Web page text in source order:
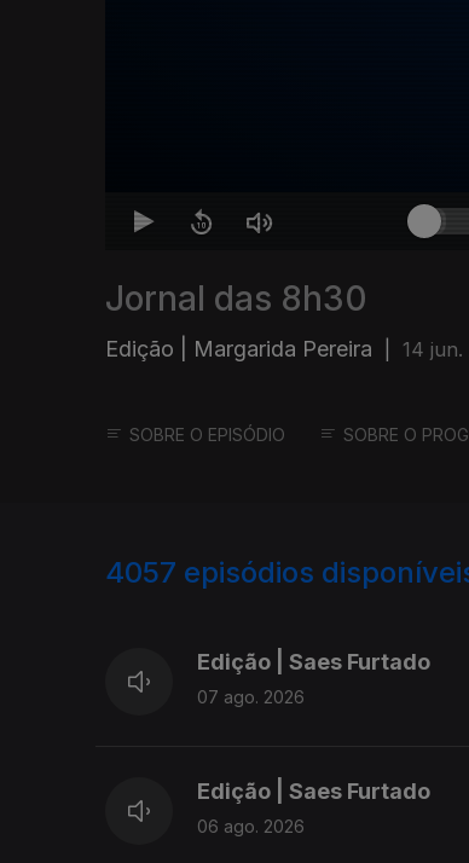
Jornal das 8h30
Edição | Margarida Pereira 14 jun.
SOBRE O EPISÓDIO SOBRE O
4057 episódios
Edição | Saes Furtado
07 ago. 2026
Edição | Saes Furtado
06 ago. 2026